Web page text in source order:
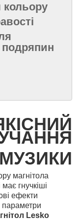
кольору
подряпин
МУЗИКИ
магнітола
гнучкіші
ефекти
параметри
Lesko